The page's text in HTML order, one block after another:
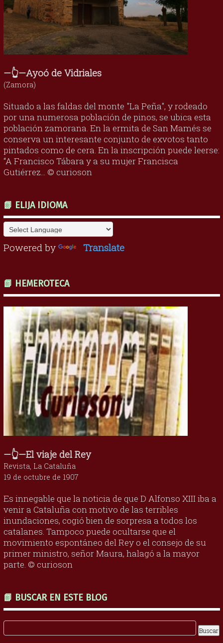
—👆—Ayoó de Vidriales
(Zamora)
Situado a las faldas del monte "La Peña", y rodeado
por una numerosa población de pinos, se ubica esta
población zamorana. En la ermita de San Mamés se
conserva un interesante conjunto de exvotos tanto
pintados como de cera. En la inscripción puede leerse:
“A Francisco Tábara y a su mujer Francisca
Gutiérrez... © curioson
📗 ELIJA IDIOMA
Powered by Translate
📗 HEMEROTECA
—👆—El viaje del Rey
Revista, La Cataluña
19 de octubre de 1907
Es innegable que la noticia de que D Alfonso XIII iba a
venir a Cataluña con motivo de las terribles
inundaciones, cogió bien de sorpresa a todos los
catalanes. Tampoco puede ocultarse que el
movimiento espontáneo del Rey o el consejo de su
primer ministro, señor Maura, halagó a la mayor
parte. © curioson
📗 BUSCAR EN ESTE BLOG